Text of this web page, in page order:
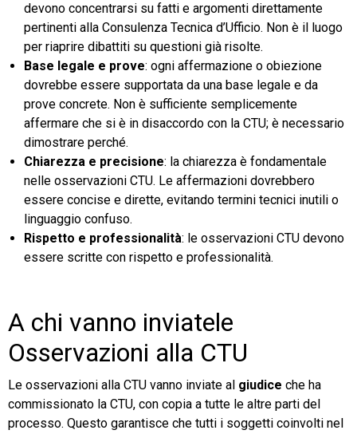
devono concentrarsi su fatti e argomenti direttamente
pertinenti alla Consulenza Tecnica d’Ufficio. Non è il luogo
per riaprire dibattiti su questioni già risolte.
Base legale e prove: ogni affermazione o obiezione
dovrebbe essere supportata da una base legale e da
prove concrete. Non è sufficiente semplicemente
affermare che si è in disaccordo con la CTU; è necessario
dimostrare perché.
Chiarezza e precisione: la chiarezza è fondamentale
nelle osservazioni CTU. Le affermazioni dovrebbero
essere concise e dirette, evitando termini tecnici inutili o
linguaggio confuso.
Rispetto e professionalità: le osservazioni CTU devono
essere scritte con rispetto e professionalità.
A chi vanno inviatele
Osservazioni alla CTU
Le osservazioni alla CTU vanno inviate al giudice che ha
commissionato la CTU, con copia a tutte le altre parti del
processo. Questo garantisce che tutti i soggetti coinvolti nel